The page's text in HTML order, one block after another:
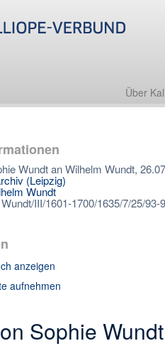
Über
Wundt an Wilhelm Wundt,
(Leipzig)
Wundt
III/1601-1700/1635/7/25/93-
anzeigen
aufnehmen
Sophie